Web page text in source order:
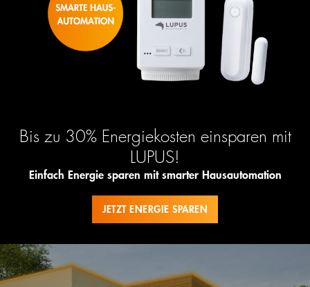
Bis zu 30% Energiekosten einsparen mit
LUPUS!
Einfach Energie sparen mit smarter Hausautomation
JETZT ENERGIE SPAREN